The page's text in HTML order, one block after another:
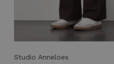
Studio Anneloes